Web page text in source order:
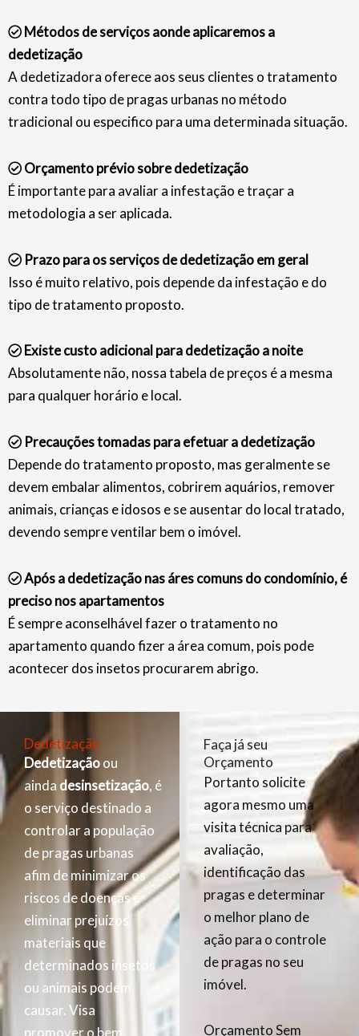
Métodos de serviços aonde aplicaremos a
dedetização
A dedetizadora oferece aos seus clientes o tratamento
contra todo tipo de pragas urbanas no método
tradicional ou especifico para uma determinada situação.
Orçamento prévio sobre dedetização
É importante para avaliar a infestação e traçar a
metodologia a ser aplicada.
Prazo para os serviços de dedetização em geral
Isso é muito relativo, pois depende da infestação e do
tipo de tratamento proposto.
Existe custo adicional para dedetização a noite
Absolutamente não, nossa tabela de preços é a mesma
para qualquer horário e local.
Precauções tomadas para efetuar a dedetização
Depende do tratamento proposto, mas geralmente se
devem embalar alimentos, cobrirem aquários, remover
animais, crianças e idosos e se ausentar do local tratado,
devendo sempre ventilar bem o imóvel.
Após a dedetização nas áres comuns do condomínio, é
preciso nos apartamentos
É sempre aconselhável fazer o tratamento no
apartamento quando fizer a área comum, pois pode
acontecer dos insetos procurarem abrigo.
Dedetização
Dedetizaçãoou
ainda desinsetização, é
o serviço destinado a
controlar a população
de pragas urbanas
afim de minimizar os
riscos de doenças e
eliminar prejuízos
materiais que
determinados insetos
ou animais podem
causar. Visa
promover o bem
Faça já seu
Orçamento
Portanto solicite
agora mesmo uma
visita técnica para
avaliação,
identificação das
pragas e determinar
o melhor plano de
ação para o controle
de pragas no seu
imóvel.
Orçamento Sem